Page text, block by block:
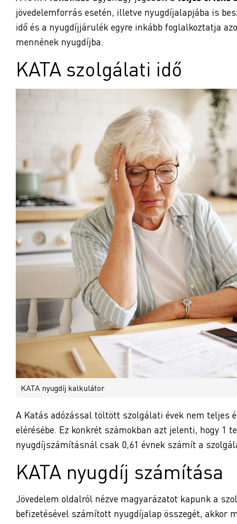
jövedelemforrás esetén, illetve nyugdíjalapjába is
idő és a nyugdíjjárulék egyre inkább foglalkoztatja
mennének nyugdíjba.
KATA szolgálati idő
KATA nyugdíj kalkulátor
A Katás adózással töltött szolgálati évek nem teljes
elérésébe. Ez konkrét számokban azt jelenti, hogy 1
nyugdíjszámításnál csak 0,61 évnek számít a
KATA nyugdíj számítása
Jövedelem oldalról nézve magyarázatot kapunk a
befizetésével számított nyugdíjalap összegét, akkor